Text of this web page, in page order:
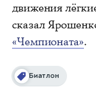
движения
сказал
«Чемпионата».
Биатлон